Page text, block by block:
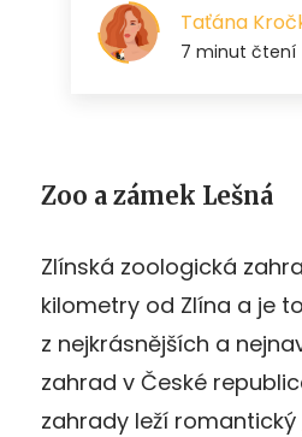
Zoo a zámek Lešná
Zlínská zoologická
kilometry od Zlína a je
z nejkrásnějších a
zahrad v České
zahrady leží romantický